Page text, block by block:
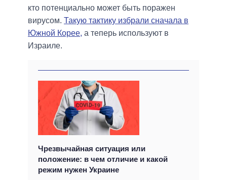
кто потенциально может быть поражен
вирусом. Такую тактику избрали сначала в
Южной Корее, а теперь используют в
Израиле.
Чрезвычайная ситуация или
положение: в чем отличие и какой
режим нужен Украине